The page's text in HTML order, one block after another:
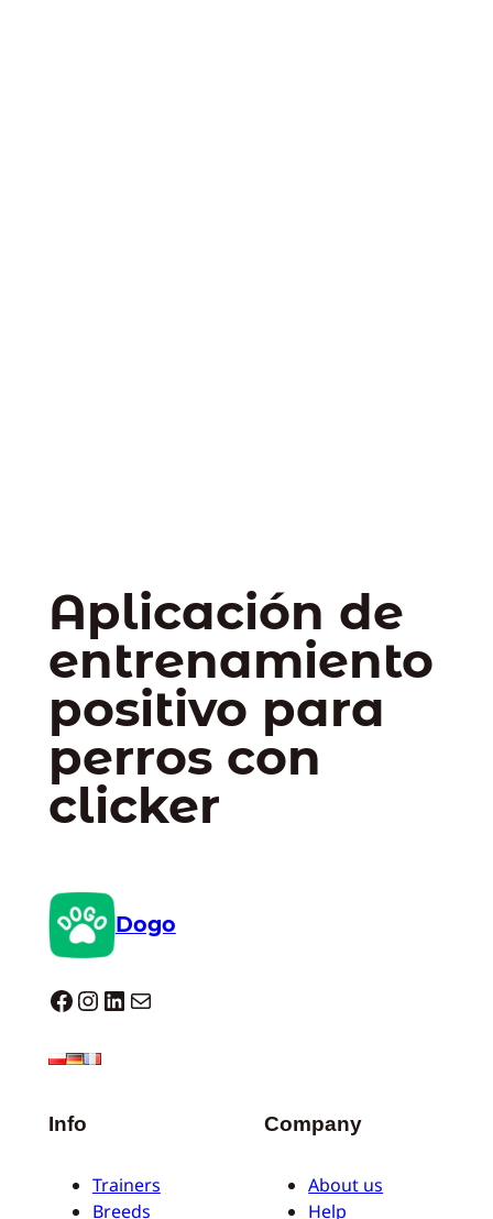
Aplicación de
entrenamiento
positivo para
perros con
clicker
Dogo
Dogo facebook InstagramLinkedIn Correo electrónico
Info
Trainers
Breeds
Company
About us
Help